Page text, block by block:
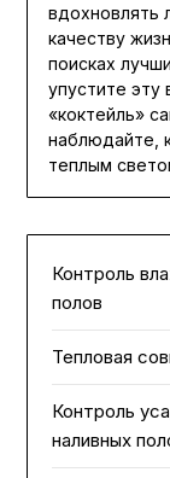
вдохновлять
качеству
поисках
упустите
«коктейль»
наблюдайте,
теплым
Контроль
полов
Тепловая
Контроль
наливных